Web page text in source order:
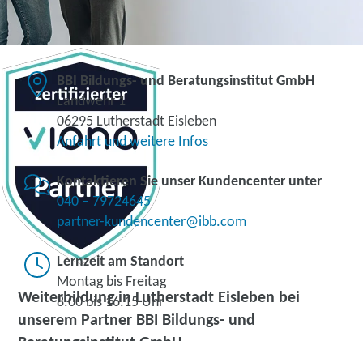
Weiterbildung in Lutherstadt Eisleben bei
unserem Partner BBI Bildungs- und
BBI Bildungs- und Beratungsinstitut GmbH
Landwehr 1
06295 Lutherstadt Eisleben
Anfahrt und weitere Infos
Kontaktieren Sie unser Kundencenter unter
040 – 79724645
partner-kundencenter@ibb.com
Lernzeit am Standort
Montag bis Freitag
8.00 bis 16.15 Uhr